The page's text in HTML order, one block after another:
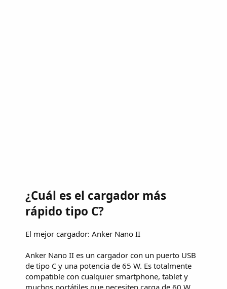
¿Cuál es el cargador más
rápido tipo C?
El mejor cargador: Anker Nano II
Anker Nano II es un cargador con un puerto USB
de tipo C y una potencia de 65 W. Es totalmente
compatible con cualquier smartphone, tablet y
muchos portátiles que necesiten carga de 60 W.